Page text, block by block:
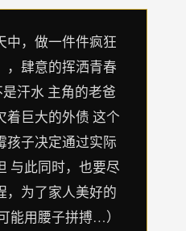
中，做一件件疯狂
，肆意的挥洒青春
汗水 主角的老爸
着巨大的外债 这个
孩子决定通过实际
与此同时，也要尽
，为了家人美好的
能用腰子拼搏…）